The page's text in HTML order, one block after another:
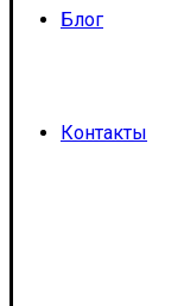
Блог
Контакты